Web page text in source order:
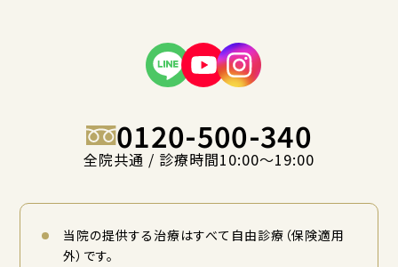
0120-500-340
全院共通 / 診療時間10:00〜19:00
当院の提供する治療はすべて自由診療（保険適用
外）です。